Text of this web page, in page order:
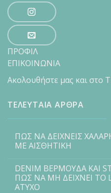
ΠΡΟΦΙΛ
ΕΠΙΚΟΙΝΩΝΙΑ
Ακολουθήστε μας και στο
ΤΕΛΕΥΤΑΙΑ ΑΡΘΡΑ
ΠΩΣ ΝΑ ΔΕΙΧΝΕΙΣ
ΜΕ ΑΙΣΘΗΤΙΚΗ
DENIM ΒΕΡΜΟΥΔΑ ΚΑΙ
ΠΩΣ ΝΑ ΜΗ ΔΕΙΧΝΕΙ ΤΟ
ΑΤΥΧΟ